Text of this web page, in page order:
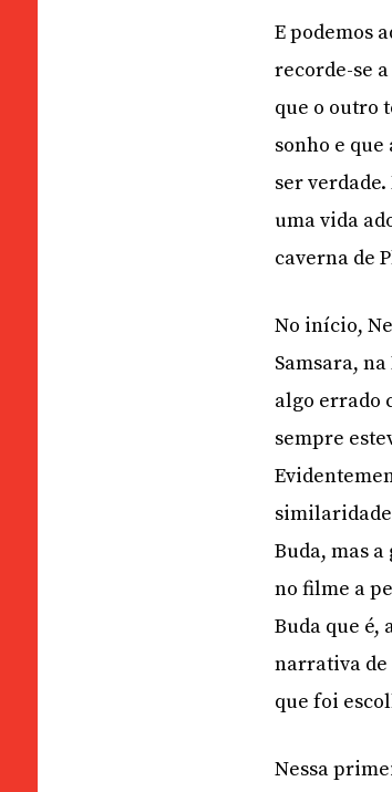
E podemos
recorde-se
que o outro
sonho e
ser
uma vida
caverna de
No início,
Samsara,
algo errado
sempre
similaridade
Buda, mas
no filme a
Buda que
narrativa de
que foi
Nessa